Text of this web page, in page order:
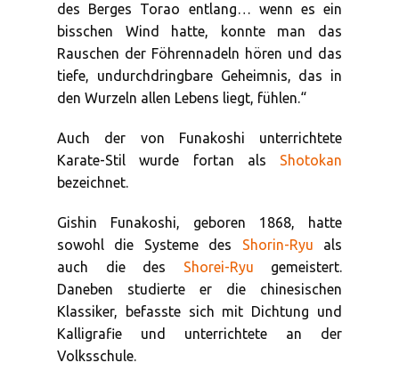
des Berges Torao entlang… wenn es ein
bisschen Wind hatte, konnte man das
Rauschen der Föhrennadeln hören und das
tiefe, undurchdringbare Geheimnis, das in
den Wurzeln allen Lebens liegt, fühlen.“
Auch der von Funakoshi unterrichtete
Karate-Stil wurde fortan als Shotokan
bezeichnet.
Gishin Funakoshi, geboren 1868, hatte
sowohl die Systeme des Shorin-Ryu als
auch die des Shorei-Ryu gemeistert.
Daneben studierte er die chinesischen
Klassiker, befasste sich mit Dichtung und
Kalligrafie und unterrichtete an der
Volksschule.